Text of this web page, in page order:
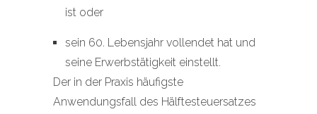
ist oder
sein 60. Lebensjahr vollendet hat und
seine Erwerbstätigkeit einstellt.
Der in der Praxis häufigste
Anwendungsfall des Hälftesteuersatzes